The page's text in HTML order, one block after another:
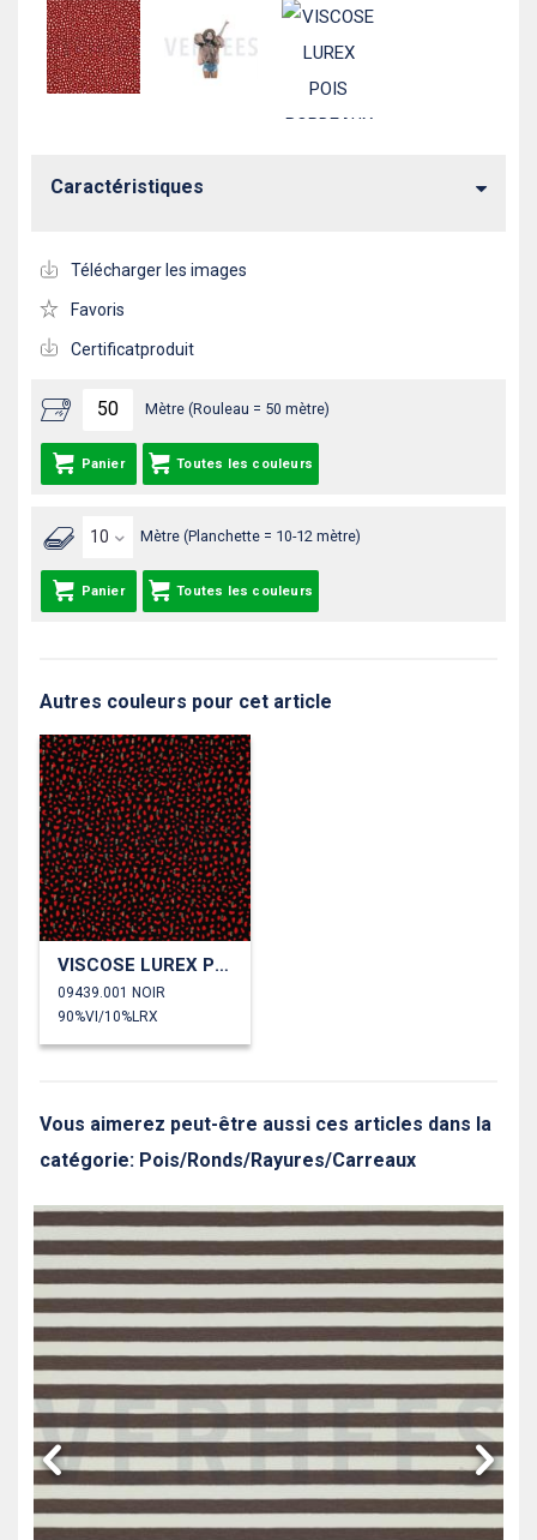
Mètre (Rouleau = 50 mètre)
Panier Toutes les couleurs
Mètre (Planchette = 10-12 mètre)
Panier Toutes les couleurs
Caractéristiques
Télécharger les images
Favoris
Certificatproduit
Autres couleurs pour cet article
VISCOSE LUREX POIS
09439.001 NOIR
90%VI/10%LRX
Vous aimerez peut-être aussi ces articles dans la
catégorie: Pois/Ronds/Rayures/Carreaux